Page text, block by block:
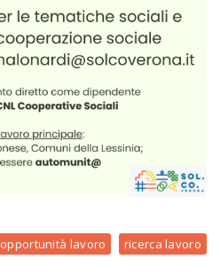
opportunità lavoro ricerca lavoro